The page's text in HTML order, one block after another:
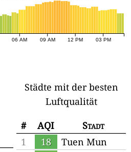
06 AM 09 AM 12 PM 03 PM
Städte mit der besten
Luftqualität
#
AQI
Stadt
1
18
Tuen Mun